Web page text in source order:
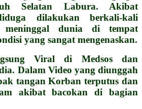
Selatan Labura. Akibat
dilakukan berkali-kali
meninggal dunia di tempat
yang sangat mengenaskan.
Viral di Medsos dan
Dalam Video yang diunggah
tangan Korban terputus dan
akibat bacokan di bagian